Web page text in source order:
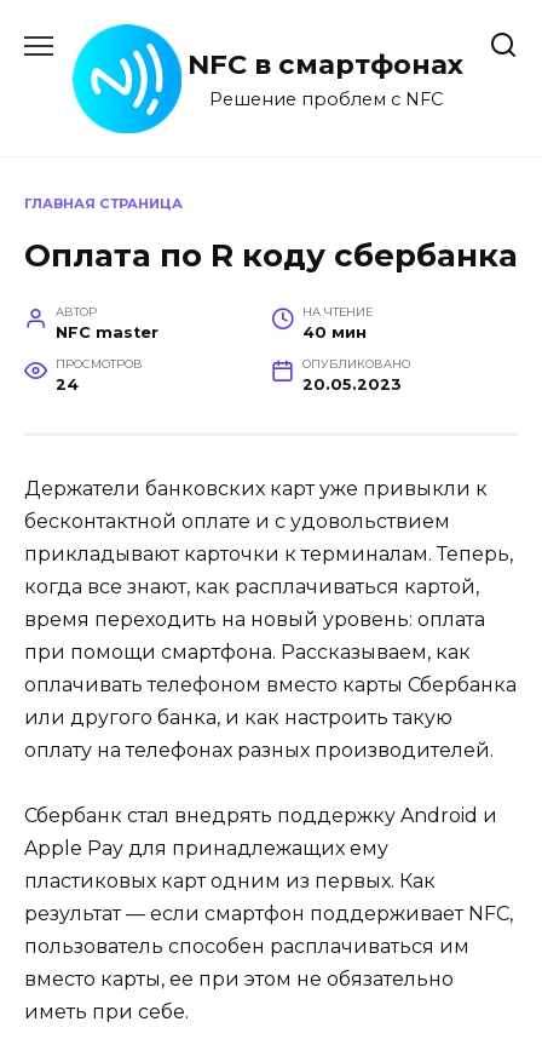
содержанию
NFC в смартфонах
Решение проблем с NFC
ГЛАВНАЯ СТРАНИЦА
Оплата по R коду сбербанка
АВТОР
NFC master
НА ЧТЕНИЕ
40 мин
ПРОСМОТРОВ
24
ОПУБЛИКОВАНО
20.05.2023
Держатели банковских карт уже привыкли к
бесконтактной оплате и с удовольствием
прикладывают карточки к терминалам. Теперь,
когда все знают, как расплачиваться картой,
время переходить на новый уровень: оплата
при помощи смартфона. Рассказываем, как
оплачивать телефоном вместо карты Сбербанка
или другого банка, и как настроить такую
оплату на телефонах разных производителей.
Сбербанк стал внедрять поддержку Android и
Apple Pay для принадлежащих ему
пластиковых карт одним из первых. Как
результат — если смартфон поддерживает NFC,
пользователь способен расплачиваться им
вместо карты, ее при этом не обязательно
иметь при себе.